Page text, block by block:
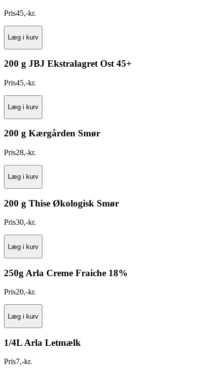
Pris45,-kr.
Læg i kurv
200 g JBJ Ekstralagret Ost 45+
Pris45,-kr.
Læg i kurv
200 g Kærgården Smør
Pris28,-kr.
Læg i kurv
200 g Thise Økologisk Smør
Pris30,-kr.
Læg i kurv
250g Arla Creme Fraiche 18%
Pris20,-kr.
Læg i kurv
1/4L Arla Letmælk
Pris7,-kr.